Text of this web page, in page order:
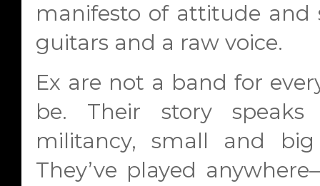
manifesto of attitude
guitars and a raw voice.
Ex are not a band for
be. Their story
militancy, small and big
They’ve played